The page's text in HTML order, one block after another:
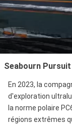
Seabourn
En 2023, la
d'exploration
la norme polaire
régions extrêmes